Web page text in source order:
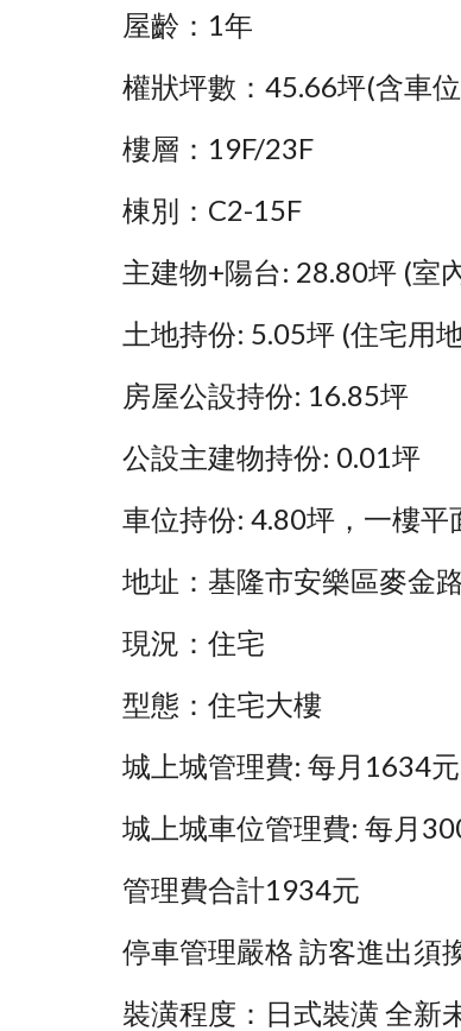
屋齡：1年
權狀坪數：45.66坪(含車
樓層：19F/23F
棟別：C2-15F
主建物+陽台: 28.80坪 (室
土地持份: 5.05坪 (住宅用
房屋公設持份: 16.85坪
公設主建物持份: 0.01坪
車位持份: 4.80坪，一樓
地址：基隆市安樂區麥金
現況：住宅
型態：住宅大樓
城上城管理費: 每月1634元
城上城車位管理費: 每月
管理費合計1934元
停車管理嚴格 訪客進出須
裝潢程度：日式裝潢 全新